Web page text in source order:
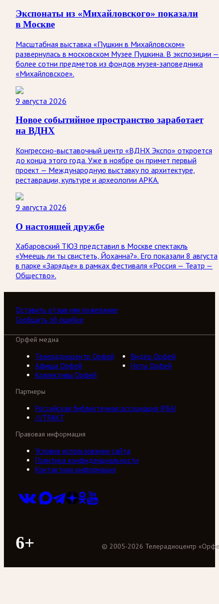
Экспонаты из «Михайловского» показали
в Москве
Масштабная выставка «Пушкин в Михайловском»
развернулась в московском Музее Пушкина. В экспозиции —
более сотни предметов из фондов музея-заповедника
«Михайловское».
9 августа 2026
Новое событийное пространство заработает
на ВДНХ
Конгрессно-выставочный центр «ВДНХ Экспо» откроется
до конца этого года. Уже в ноябре он примет первый
проект — Международную выставку по архитектуре,
реставрации, культуре и археологии АРКА.
9 августа 2026
О настоящей дружбе
Хабаровский ТЮЗ представил в Москве спектакль
«Умеешь ли ты свистеть, Йоханна?». Его показали 8 августа
в парке «Зарядье» в рамках фестиваля «Россия — Театр —
Общество».
Оставить отзыв или пожелание
Сообщить об ошибке
Орфей медиа
Телерадиоцентр Орфей
Видео Орфей
Афиша Орфей
Ноты Орфей
Коллективы Орфей
Партнеры
Российская библиотечная ассоциация (РБА)
///ТРАКТ
Правовая информация
Условия использования сайта
Политика конфиденциальности
Контактная информация
6+ © 2005-2026 Телерадиоцентр